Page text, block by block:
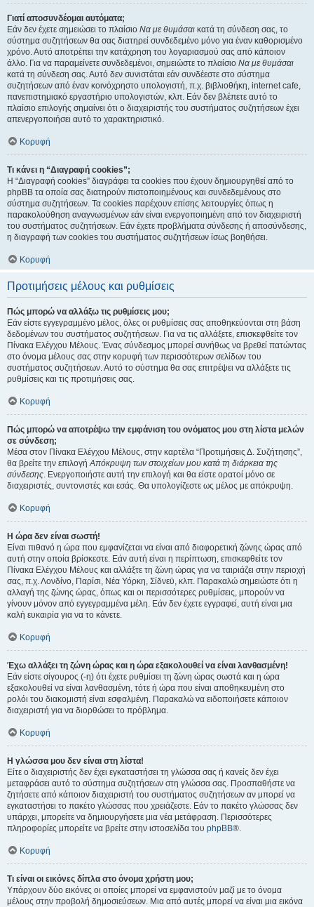
Γιατί αποσυνδέομαι αυτόματα;
Εάν δεν έχετε σημειώσει το πλαίσιο Να με θυμάσαι κατά τη σύνδεση σας, το
σύστημα συζητήσεων θα σας διατηρεί συνδεδεμένο μόνο για έναν καθορισμένο
χρόνο. Αυτό αποτρέπει την κατάχρηση του λογαριασμού σας από κάποιον
άλλο. Για να παραμείνετε συνδεδεμένοι, σημειώστε το πλαίσιο Να με θυμάσαι
κατά τη σύνδεση σας. Αυτό δεν συνιστάται εάν συνδέεστε στο σύστημα
συζητήσεων από έναν κοινόχρηστο υπολογιστή, π.χ. βιβλιοθήκη, internet cafe,
πανεπιστημιακό εργαστήριο υπολογιστών, κλπ. Εάν δεν βλέπετε αυτό το
πλαίσιο επιλογής σημαίνει ότι ο διαχειριστής του συστήματος συζητήσεων έχει
απενεργοποιήσει αυτό το χαρακτηριστικό.
Κορυφή
Τι κάνει η “Διαγραφή cookies”;
Η “Διαγραφή cookies” διαγράφει τα cookies που έχουν δημιουργηθεί από το
phpBB τα οποία σας διατηρούν πιστοποιημένους και συνδεδεμένους στο
σύστημα συζητήσεων. Τα cookies παρέχουν επίσης λειτουργίες όπως η
παρακολούθηση αναγνωσμένων εάν είναι ενεργοποιημένη από τον διαχειριστή
του συστήματος συζητήσεων. Εάν έχετε προβλήματα σύνδεσης ή αποσύνδεσης,
η διαγραφή των cookies του συστήματος συζητήσεων ίσως βοηθήσει.
Κορυφή
Προτιμήσεις μέλους και ρυθμίσεις
Πώς μπορώ να αλλάξω τις ρυθμίσεις μου;
Εάν είστε εγγεγραμμένο μέλος, όλες οι ρυθμίσεις σας αποθηκεύονται στη βάση
δεδομένων του συστήματος συζητήσεων. Για να τις αλλάξετε, επισκεφθείτε τον
Πίνακα Ελέγχου Μέλους. Ένας σύνδεσμος μπορεί συνήθως να βρεθεί πατώντας
στο όνομα μέλους σας στην κορυφή των περισσότερων σελίδων του
συστήματος συζητήσεων. Αυτό το σύστημα θα σας επιτρέψει να αλλάξετε τις
ρυθμίσεις και τις προτιμήσεις σας.
Κορυφή
Πώς μπορώ να αποτρέψω την εμφάνιση του ονόματος μου στη λίστα μελών
σε σύνδεση;
Μέσα στον Πίνακα Ελέγχου Μέλους, στην καρτέλα “Προτιμήσεις Δ. Συζήτησης”,
θα βρείτε την επιλογήΑπόκρυψη των στοιχείων μου κατά τη διάρκεια της
σύνδεσης. Ενεργοποιήστε αυτή την επιλογή και θα είστε ορατοί μόνο σε
διαχειριστές, συντονιστές και εσάς. Θα υπολογίζεστε ως μέλος με απόκρυψη.
Κορυφή
Η ώρα δεν είναι σωστή!
Είναι πιθανό η ώρα που εμφανίζεται να είναι από διαφορετική ζώνης ώρας από
αυτή στην οποία βρίσκεστε. Εάν αυτή είναι η περίπτωση, επισκεφθείτε τον
Πίνακα Ελέγχου Μέλους και αλλάξτε τη ζώνη ώρας για να ταιριάζει στην περιοχή
σας, π.χ. Λονδίνο, Παρίσι, Νέα Υόρκη, Σίδνεϋ, κλπ. Παρακαλώ σημειώστε ότι η
αλλαγή της ζώνης ώρας, όπως και οι περισσότερες ρυθμίσεις, μπορούν να
γίνουν μόνον από εγγεγραμμένα μέλη. Εάν δεν έχετε εγγραφεί, αυτή είναι μια
καλή ευκαιρία για να το κάνετε.
Κορυφή
Έχω αλλάξει τη ζώνη ώρας και η ώρα εξακολουθεί να είναι λανθασμένη!
Εάν είστε σίγουρος (-η) ότι έχετε ρυθμίσει τη ζώνη ώρας σωστά και η ώρα
εξακολουθεί να είναι λανθασμένη, τότε ή ώρα που είναι αποθηκευμένη στο
ρολόι του διακομιστή είναι εσφαλμένη. Παρακαλώ να ειδοποιήσετε κάποιον
διαχειριστή για να διορθώσει το πρόβλημα.
Κορυφή
Η γλώσσα μου δεν είναι στη λίστα!
Είτε ο διαχειριστής δεν έχει εγκαταστήσει τη γλώσσα σας ή κανείς δεν έχει
μεταφράσει αυτό το σύστημα συζητήσεων στη γλώσσα σας. Προσπαθήστε να
ζητήσετε από κάποιον διαχειριστή του συστήματος συζητήσεων αν μπορεί να
εγκαταστήσει το πακέτο γλώσσας που χρειάζεστε. Εάν το πακέτο γλώσσας δεν
υπάρχει, μπορείτε να δημιουργήσετε μια νέα μετάφραση. Περισσότερες
πληροφορίες μπορείτε να βρείτε στην ιστοσελίδα του phpBB®.
Κορυφή
Τι είναι οι εικόνες δίπλα στο όνομα χρήστη μου;
Υπάρχουν δύο εικόνες οι οποίες μπορεί να εμφανιστούν μαζί με το όνομα
μέλους στην προβολή δημοσιεύσεων. Μια από αυτές μπορεί να είναι μια εικόνα